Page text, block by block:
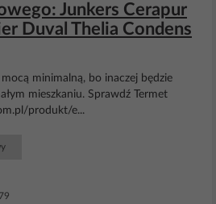
Junkers Cerapur
Duval Thelia Condens
minimalną, bo inaczej będzie
mieszkaniu. Sprawdź Termet
produkt/e...